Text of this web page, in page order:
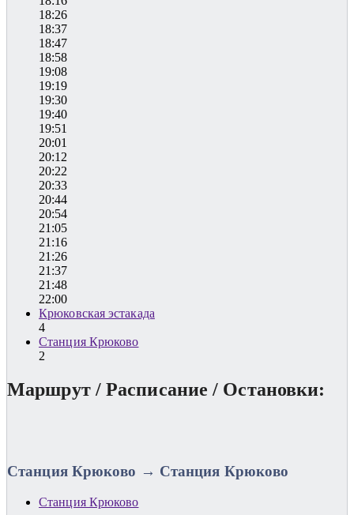
18:26
18:37
18:47
18:58
19:08
19:19
19:30
19:40
19:51
20:01
20:12
20:22
20:33
20:44
20:54
21:05
21:16
21:26
21:37
21:48
22:00
Крюковская эстакада
4
Станция Крюково
2
Маршрут / Расписание / Остановки:
Станция Крюково → Станция Крюково
Станция Крюково